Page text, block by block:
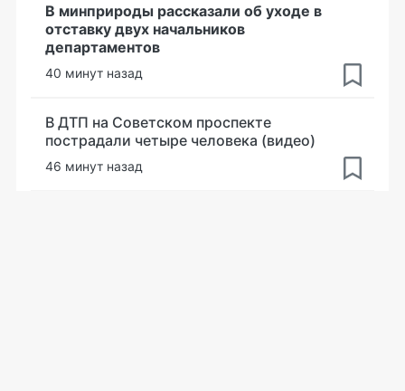
В минприроды рассказали об уходе в
отставку двух начальников
департаментов
40 минут назад
В ДТП на Советском проспекте
пострадали четыре человека (видео)
46 минут назад